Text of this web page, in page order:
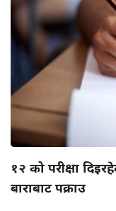
१२ को परीक्षा
बाराबाट पक्राउ